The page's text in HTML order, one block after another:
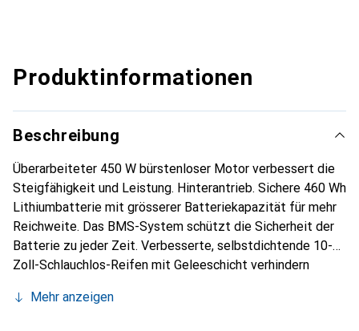
Produktinformationen
Beschreibung
Überarbeiteter 450 W bürstenloser Motor verbessert die
Steigfähigkeit und Leistung. Hinterantrieb. Sichere 460 Wh
Lithiumbatterie mit grösserer Batteriekapazität für mehr
Reichweite. Das BMS-System schützt die Sicherheit der
Batterie zu jeder Zeit. Verbesserte, selbstdichtende 10-
Zoll-Schlauchlos-Reifen mit Geleeschicht verhindern
Scheibenbremse vorne und E-ABS-Bremse hinten: Das
Mehr anzeigen